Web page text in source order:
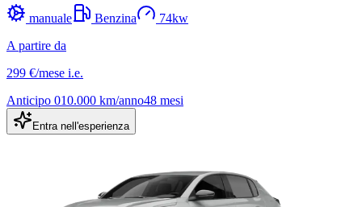
manuale Benzina 74kw
A partire da
299 €/mese i.e.
Anticipo 010.000 km/anno48 mesi
Entra nell'esperienza